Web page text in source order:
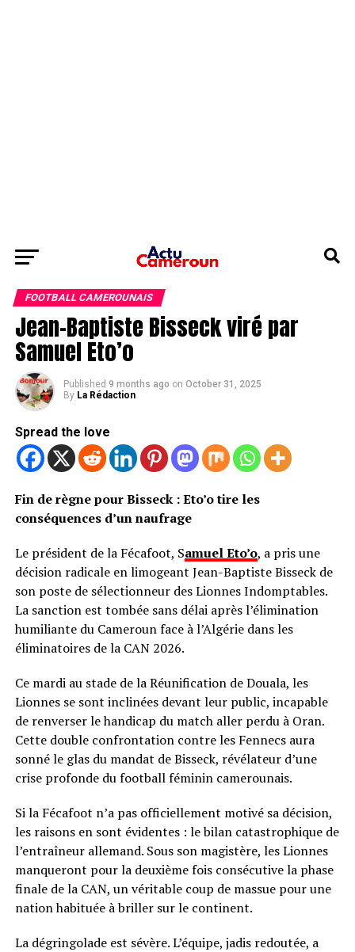
FOOTBALL CAMEROUNAIS
Jean-Baptiste Bisseck viré par
Samuel Eto’o
Published 9 months ago on October 31, 2025
By La Rédaction
Spread the love
Fin de règne pour Bisseck : Eto’o tire les
conséquences d’un naufrage
Le président de la Fécafoot, Samuel Eto’o, a pris une
décision radicale en limogeant Jean-Baptiste Bisseck de
son poste de sélectionneur des Lionnes Indomptables.
La sanction est tombée sans délai après l’élimination
humiliante du Cameroun face à l’Algérie dans les
éliminatoires de la CAN 2026.
Ce mardi au stade de la Réunification de Douala, les
Lionnes se sont inclinées devant leur public, incapable
de renverser le handicap du match aller perdu à Oran.
Cette double confrontation contre les Fennecs aura
sonné le glas du mandat de Bisseck, révélateur d’une
crise profonde du football féminin camerounais.
Si la Fécafoot n’a pas officiellement motivé sa décision,
les raisons en sont évidentes : le bilan catastrophique de
l’entraîneur allemand. Sous son magistère, les Lionnes
manqueront pour la deuxième fois consécutive la phase
finale de la CAN, un véritable coup de massue pour une
nation habituée à briller sur le continent.
La dégringolade est sévère. L’équipe, jadis redoutée, a